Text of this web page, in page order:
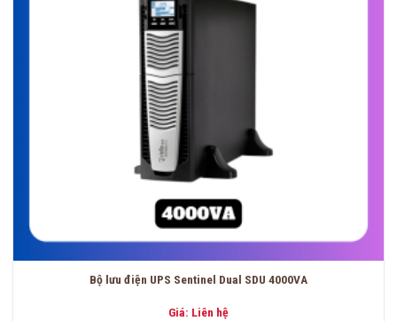
Bộ lưu điện UPS Sentinel Dual SDU 4000VA
Giá: Liên hệ